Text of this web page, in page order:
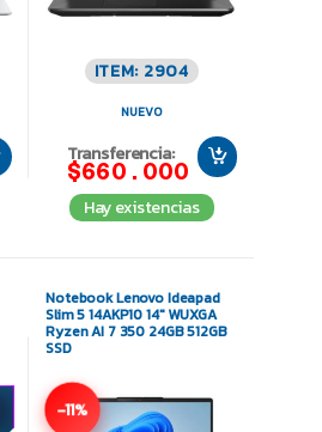
ITEM: 2904
NUEVO
Transferencia:
$660.000
Hay existencias
Notebook Lenovo Ideapad
Slim 5 14AKP10 14″ WUXGA
Ryzen AI 7 350 24GB 512GB
SSD
-11%